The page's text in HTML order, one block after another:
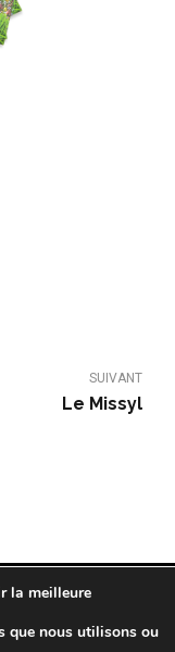
SUIVANT
Le Missyl
|Mentions légales
la meilleure
que nous utilisons ou